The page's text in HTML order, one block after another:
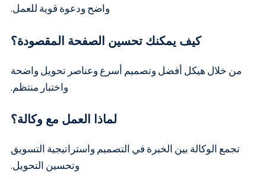
واضح ودعوة قوية للعمل.
كيف يمكنك تحسين الصفحة المقصودة؟
من خلال هيكل أفضل وتصميم أسرع وعناصر تحويل واضحة
واختبار منتظم.
لماذا العمل مع وكالة؟
تجمع الوكالة بين الخبرة في التصميم واستراتيجية التسويق
وتحسين التحويل.